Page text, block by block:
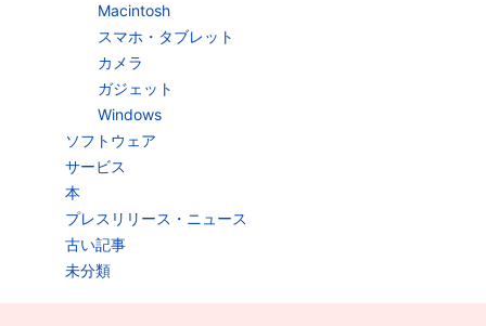
Macintosh
スマホ・タブレット
カメラ
ガジェット
Windows
ソフトウェア
サービス
本
プレスリリース・ニュース
古い記事
未分類